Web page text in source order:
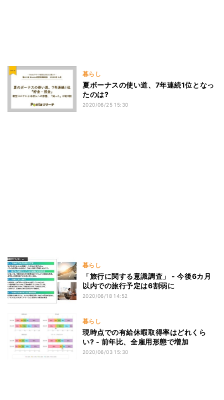
暮らし
夏ボーナスの使い道、7年連続1位となっ
たのは?
2020/06/25 15:30
暮らし
「旅行に関する意識調査」 - 今後6カ月
以内での旅行予定は6割弱に
2020/06/18 14:52
暮らし
現時点での有給休暇取得率はどれくら
い? - 前年比、全雇用形態で増加
2020/06/03 15:30